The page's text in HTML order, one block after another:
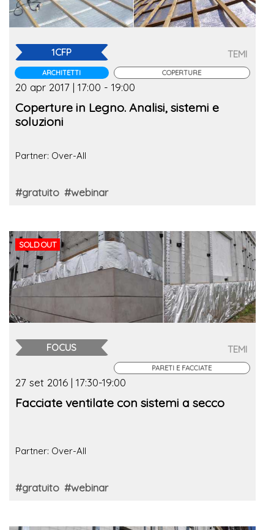
1CFP
ARCHITETTI
TEMI
COPERTURE
20 apr 2017 | 17:00 - 19:00
Coperture in Legno. Analisi, sistemi e
soluzioni
Partner: Over-All
#gratuito #webinar
SOLD OUT
FOCUS TEMI
PARETI E FACCIATE
27 set 2016 | 17:30-19:00
Facciate ventilate con sistemi a secco
Partner: Over-All
#gratuito #webinar